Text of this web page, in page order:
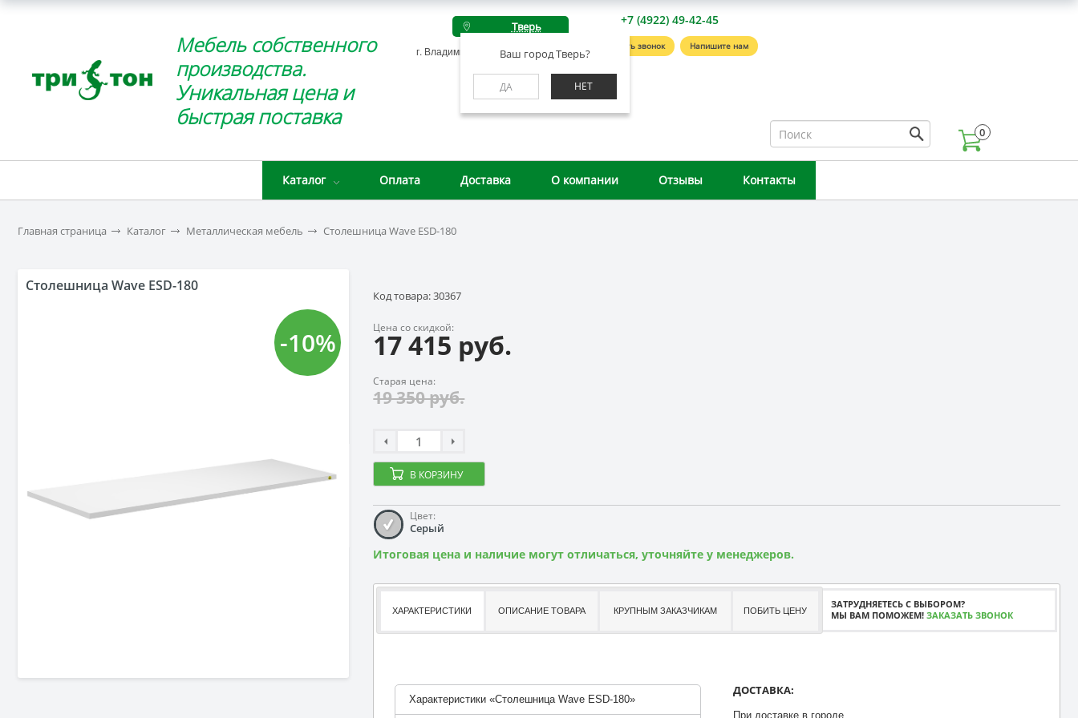
Мебель собственного
производства.
Уникальная цена и
быстрая поставка
Тверь
Ваш город Тверь?
ДА НЕТ
г. Владимир, ул. Студенческая, д. 4А
+7 (4922) 49-42-45
Заказать звонок Напишите нам
0
Каталог Оплата Доставка О компании Отзывы Контакты
Главная страница Каталог Металлическая мебель Столешница Wave ESD-180
Столешница Wave ESD-180
-10%
Код товара: 30367
Цена со скидкой:
17 415 руб.
Старая цена:
19 350 руб.
В КОРЗИНУ
Цвет:
Серый
Итоговая цена и наличие могут отличаться, уточняйте у менеджеров.
ХАРАКТЕРИСТИКИ ОПИСАНИЕ ТОВАРА КРУПНЫМ ЗАКАЗЧИКАМ ПОБИТЬ ЦЕНУ
ЗАТРУДНЯЕТЕСЬ С ВЫБОРОМ?
МЫ ВАМ ПОМОЖЕМ! ЗАКАЗАТЬ ЗВОНОК
Характеристики «Столешница Wave ESD-180»
ДОСТАВКА:
При доставке в городе